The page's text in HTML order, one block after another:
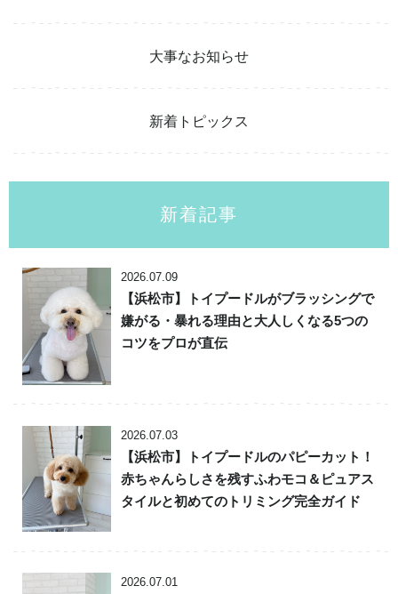
大事なお知らせ
新着トピックス
新着記事
2026.07.09
【浜松市】トイプードルがブラッシングで
嫌がる・暴れる理由と大人しくなる5つの
コツをプロが直伝
2026.07.03
【浜松市】トイプードルのパピーカット！
赤ちゃんらしさを残すふわモコ＆ピュアス
タイルと初めてのトリミング完全ガイド
2026.07.01